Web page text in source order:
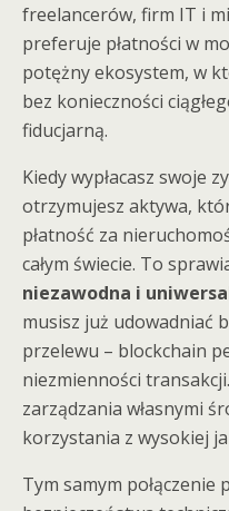
freelancerów, firm IT i
preferuje płatności w
potężny ekosystem, w
bez konieczności
fiducjarną.
Kiedy wypłacasz swoje
otrzymujesz aktywa,
płatność za
całym świecie. To
niezawodna i
musisz już udowadniać
przelewu – blockchain
niezmienności
zarządzania własnymi
korzystania z wysokiej
Tym samym